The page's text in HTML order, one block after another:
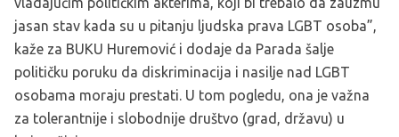
jasan stav kada su u pitanju ljudska prava LGBT osoba”,
kaže za BUKU Huremović i dodaje da Parada šalje
političku poruku da diskriminacija i nasilje nad LGBT
osobama moraju prestati. U tom pogledu, ona je važna
za tolerantnije i slobodnije društvo (grad, državu) u